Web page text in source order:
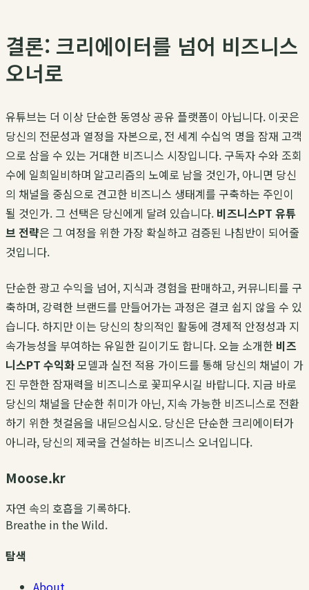
결론: 크리에이터를 넘어 비즈니스
오너로
유튜브는 더 이상 단순한 동영상 공유 플랫폼이 아닙니다. 이곳은
당신의 전문성과 열정을 자본으로, 전 세계 수십억 명을 잠재 고객
으로 삼을 수 있는 거대한 비즈니스 시장입니다. 구독자 수와 조회
수에 일희일비하며 알고리즘의 노예로 남을 것인가, 아니면 당신
의 채널을 중심으로 견고한 비즈니스 생태계를 구축하는 주인이
될 것인가. 그 선택은 당신에게 달려 있습니다. 비즈니스PT 유튜
브 전략은 그 여정을 위한 가장 확실하고 검증된 나침반이 되어줄
것입니다.
단순한 광고 수익을 넘어, 지식과 경험을 판매하고, 커뮤니티를 구
축하며, 강력한 브랜드를 만들어가는 과정은 결코 쉽지 않을 수 있
습니다. 하지만 이는 당신의 창의적인 활동에 경제적 안정성과 지
속가능성을 부여하는 유일한 길이기도 합니다. 오늘 소개한 비즈
니스PT 수익화모델과 실전 적용 가이드를 통해 당신의 채널이 가
진 무한한 잠재력을 비즈니스로 꽃피우시길 바랍니다. 지금 바로
당신의 채널을 단순한 취미가 아닌, 지속 가능한 비즈니스로 전환
하기 위한 첫걸음을 내딛으십시오. 당신은 단순한 크리에이터가
아니라, 당신의 제국을 건설하는 비즈니스 오너입니다.
Moose.kr
자연 속의 호흡을 기록하다.
Breathe in the Wild.
탐색